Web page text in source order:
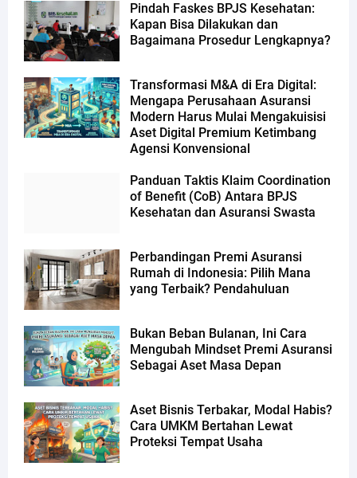
Pindah Faskes BPJS Kesehatan:
Kapan Bisa Dilakukan dan
Bagaimana Prosedur Lengkapnya?
Transformasi M&A di Era Digital:
Mengapa Perusahaan Asuransi
Modern Harus Mulai Mengakuisisi
Aset Digital Premium Ketimbang
Agensi Konvensional
Panduan Taktis Klaim Coordination
of Benefit (CoB) Antara BPJS
Kesehatan dan Asuransi Swasta
Perbandingan Premi Asuransi
Rumah di Indonesia: Pilih Mana
yang Terbaik? Pendahuluan
Bukan Beban Bulanan, Ini Cara
Mengubah Mindset Premi Asuransi
Sebagai Aset Masa Depan
Aset Bisnis Terbakar, Modal Habis?
Cara UMKM Bertahan Lewat
Proteksi Tempat Usaha